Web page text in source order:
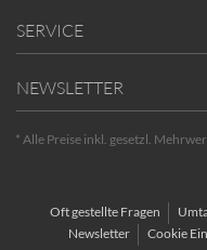
SERVICE
NEWSLETTER
* Alle Preise inkl. gesetzl.
Oft gestellte Fragen
Newsletter
Cookie